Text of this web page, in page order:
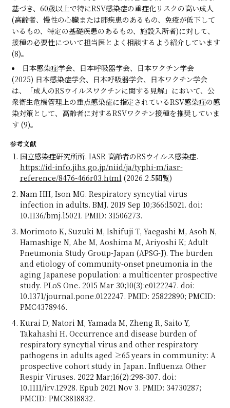
基づき、60歳以上で特にRSV感染症の重症化リスクの高い成人
(高齢者、慢性の心臓または肺疾患のあるもの、免疫が低下して
いるもの、特定の基礎疾患のあるもの、施設入所者)に対して、
接種の必要性について担当医とよく相談するよう紹介しています
(8)。
日本感染症学会、日本呼吸器学会、日本ワクチン学会
(2025) 日本感染症学会、日本呼吸器学会、日本ワクチン学会
は、「成人のRSウイルスワクチンに関する見解」において、公
衆衛生危機管理上の重点感染症に指定されているRSV感染症の感
染対策として、高齢者に対するRSVワクチン接種を推奨していま
す (9)。
参考文献
国立感染症研究所所. IASR 高齢者のRSウイルス感染症.
https://id-info.jihs.go.jp/niid/ja/typhi-m/iasr-
reference/8476-466r03.html (2026.2.5閲覧)
Nam HH, Ison MG. Respiratory syncytial virus
infection in adults. BMJ. 2019 Sep 10;366:l5021. doi:
10.1136/bmj.l5021. PMID: 31506273.
Morimoto K, Suzuki M, Ishifuji T, Yaegashi M, Asoh N,
Hamashige N, Abe M, Aoshima M, Ariyoshi K; Adult
Pneumonia Study Group-Japan (APSG-J). The burden
and etiology of community-onset pneumonia in the
aging Japanese population: a multicenter prospective
study. PLoS One. 2015 Mar 30;10(3):e0122247. doi:
10.1371/journal.pone.0122247. PMID: 25822890; PMCID:
PMC4378946.
Kurai D, Natori M, Yamada M, Zheng R, Saito Y,
Takahashi H. Occurrence and disease burden of
respiratory syncytial virus and other respiratory
pathogens in adults aged ≥65 years in community: A
prospective cohort study in Japan. Influenza Other
Respir Viruses. 2022 Mar;16(2):298-307. doi:
10.1111/irv.12928. Epub 2021 Nov 3. PMID: 34730287;
PMCID: PMC8818832.